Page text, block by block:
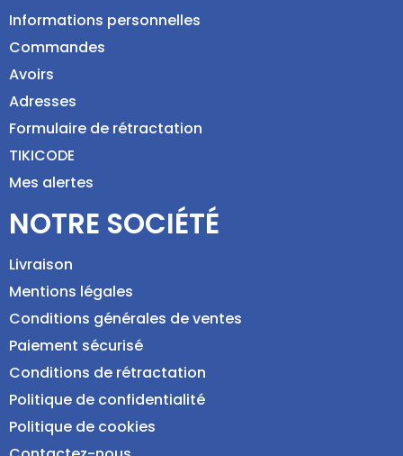
Informations personnelles
Commandes
Avoirs
Adresses
Formulaire de rétractation
TIKICODE
Mes alertes
NOTRE SOCIÉTÉ
Livraison
Mentions légales
Conditions générales de ventes
Paiement sécurisé
Conditions de rétractation
Politique de confidentialité
Politique de cookies